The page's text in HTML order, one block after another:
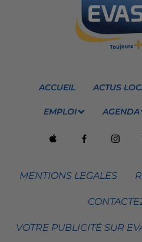
ACCUEIL ACTUS
EMPLOI AGENDA
MENTIONS LEGALES
VOTRE PUBLICITÉ SUR